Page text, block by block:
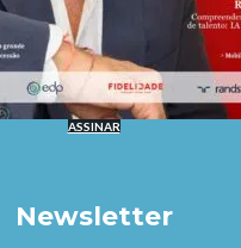
ASSINAR
Newsletter